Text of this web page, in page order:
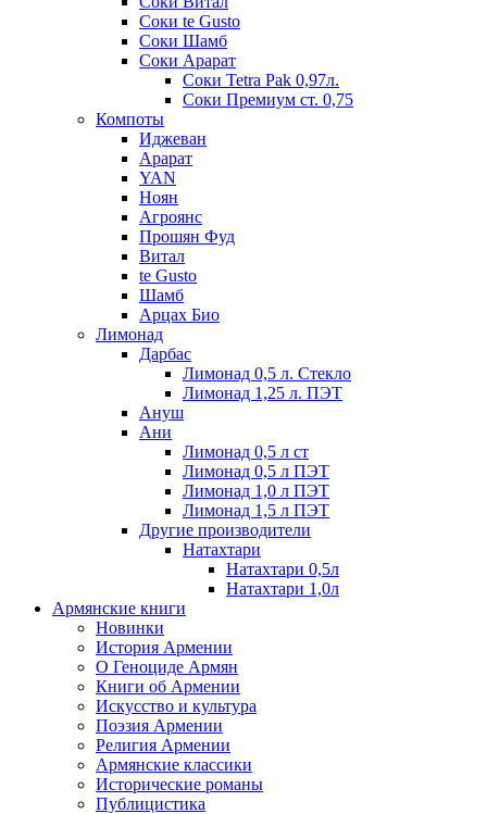
Соки te Gusto
Соки Шамб
Соки Арарат
Соки Tetra Pak 0,97л.
Соки Премиум ст. 0,75
Компоты
Иджеван
Арарат
YAN
Ноян
Агроянс
Прошян Фуд
Витал
te Gusto
Шамб
Арцах Био
Лимонад
Дарбас
Лимонад 0,5 л. Стекло
Лимонад 1,25 л. ПЭТ
Ануш
Ани
Лимонад 0,5 л ст
Лимонад 0,5 л ПЭТ
Лимонад 1,0 л ПЭТ
Лимонад 1,5 л ПЭТ
Другие производители
Натахтари
Натахтари 0,5л
Натахтари 1,0л
Армянские книги
Новинки
История Армении
О Геноциде Армян
Книги об Армении
Иcкусство и культура
Поэзия Армении
Религия Армении
Армянские классики
Исторические романы
Публицистика